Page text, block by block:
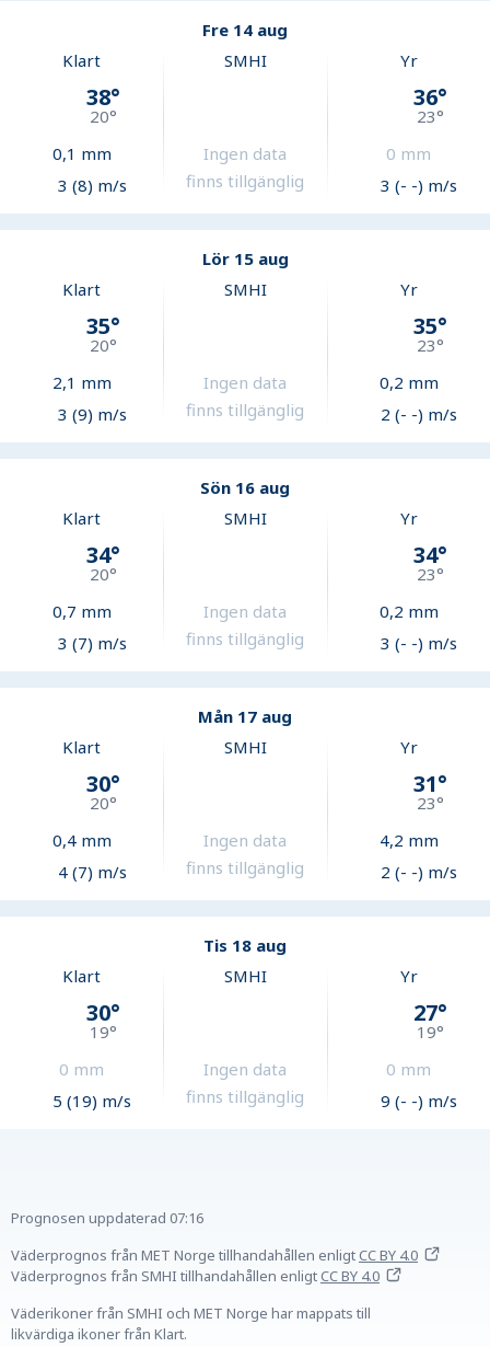
Fre 14 aug
Klart
38°
20°
0,1 mm
3 (8) m/s
SMHI
Ingen data
finns tillgänglig
Yr
36°
23°
0 mm
3 (- -) m/s
Lör 15 aug
Klart
35°
20°
2,1 mm
3 (9) m/s
SMHI
Ingen data
finns tillgänglig
Yr
35°
23°
0,2 mm
2 (- -) m/s
Sön 16 aug
Klart
34°
20°
0,7 mm
3 (7) m/s
SMHI
Ingen data
finns tillgänglig
Yr
34°
23°
0,2 mm
3 (- -) m/s
Mån 17 aug
Klart
30°
20°
0,4mm
4 (7) m/s
SMHI
Ingen data
finns tillgänglig
Yr
31°
23°
4,2 mm
2 (- -) m/s
Tis 18 aug
Klart
30°
19°
0 mm
5 (19) m/s
SMHI
Ingen data
finns tillgänglig
Yr
27°
19°
0 mm
9 (- -) m/s
Prognosen uppdaterad 07:16
Väderprognos från MET Norge tillhandahållen enligtCC BY 4.0
Väderprognos från SMHI tillhandahållen enligtCC BY 4.0
Väderikoner från SMHI och MET Norge har mappats till
likvärdiga ikoner från Klart.